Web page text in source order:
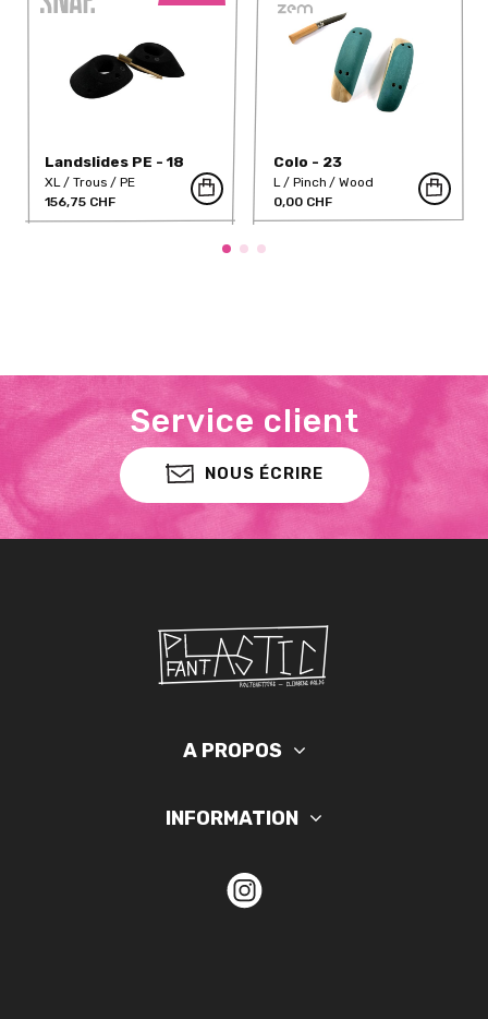
Landslides PE - 18
XL Trous
PE
156,75 CHF
Colo - 23
L Pinch
Wood
0,00 CHF
Service client
NOUS ÉCRIRE
A PROPOS
INFORMATION